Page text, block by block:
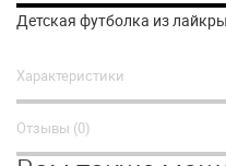
Детская футболка из
Характеристики
Отзывы (0)